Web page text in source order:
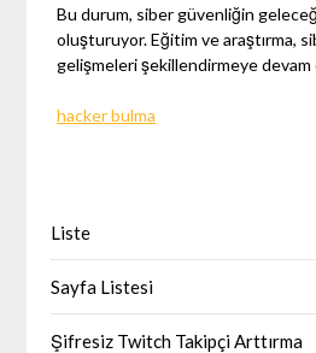
Bu durum, siber güvenliğin
oluşturuyor. Eğitim ve araştırma,
gelişmeleri şekillendirmeye devam
hacker bulma
Liste
Sayfa Listesi
Şifresiz Twitch Takipçi Arttırma